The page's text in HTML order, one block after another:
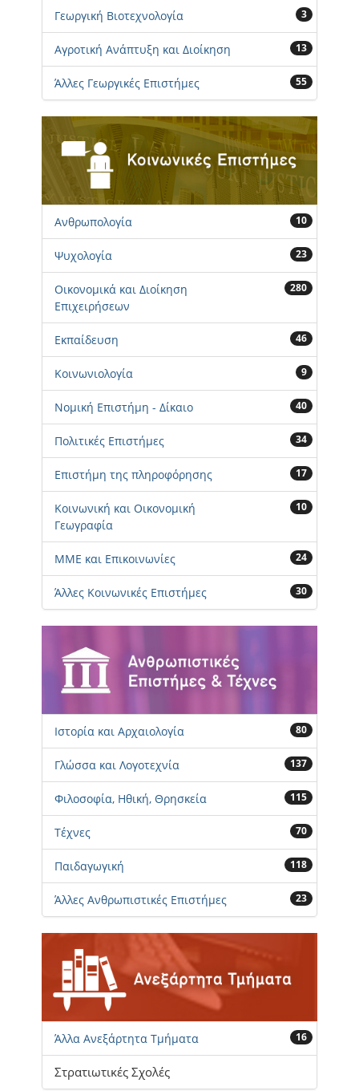
Γεωργική Βιοτεχνολογία 3
Αγροτική Ανάπτυξη και Διοίκηση 13
Άλλες Γεωργικές Επιστήμες 55
Ανθρωπολογία 10
Ψυχολογία 23
Οικονομικά και Διοίκηση
Επιχειρήσεων
280
Εκπαίδευση 46
Κοινωνιολογία 9
Νομική Επιστήμη - Δίκαιο 40
Πολιτικές Επιστήμες 34
Επιστήμη της πληροφόρησης 17
Κοινωνική και Οικονομική
Γεωγραφία
10
ΜΜΕ και Επικοινωνίες 24
Άλλες Κοινωνικές Επιστήμες 30
Ιστορία και Αρχαιολογία 80
Γλώσσα και Λογοτεχνία 137
Φιλοσοφία, Ηθική, Θρησκεία 115
Τέχνες 70
Παιδαγωγική 118
Άλλες Ανθρωπιστικές Επιστήμες 23
Άλλα Ανεξάρτητα Τμήματα 16
Στρατιωτικές Σχολές